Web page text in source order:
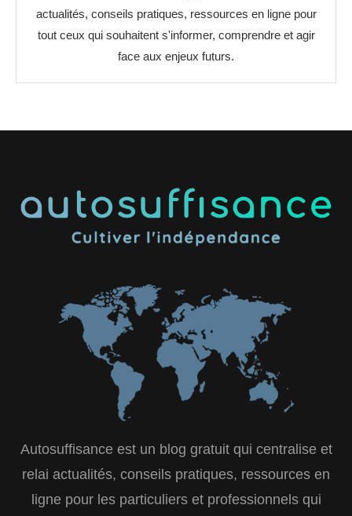
actualités, conseils pratiques, ressources en ligne pour
tout ceux qui souhaitent s'informer, comprendre et agir
face aux enjeux futurs.
Autosuffisance est un blog gratuit qui centralise et
relai actualités, conseils pratiques, ressources en
ligne pour les particuliers et professionnels qui